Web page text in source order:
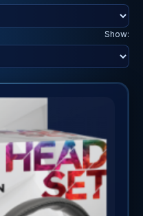
Show: